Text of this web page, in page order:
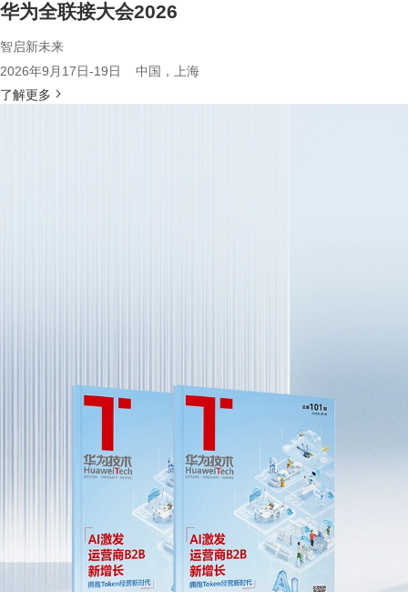
华为全联接大会2026
智启新未来
2026年9月17日-19日 中国，上海
了解更多